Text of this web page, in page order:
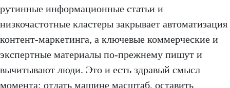
рутинные информационные статьи и
низкочастотные кластеры закрывает автоматизация
контент-маркетинга, а ключевые коммерческие и
экспертные материалы по-прежнему пишут и
вычитывают люди. Это и есть здравый смысл
момента: отдать машине масштаб, оставить